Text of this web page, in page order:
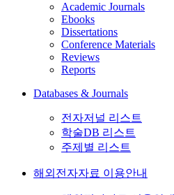
Academic Journals
Ebooks
Dissertations
Conference Materials
Reviews
Reports
Databases & Journals
전자저널 리스트
학술DB 리스트
주제별 리스트
해외전자자료 이용안내